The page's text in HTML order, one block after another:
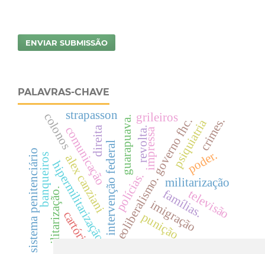
ENVIAR SUBMISSÃO
PALAVRAS-CHAVE
neoliberalismo. governo fhc.
intervenção federal militarização
hipermilitarizaçãopolícias.
comunicação impressa
famílias.
imigração
guarapuava.
banqueiros
direita
punição
militarização.
sistema penitenciário
psiquiatria
poder.
televisão
crimes.
strapasson
alex canziani
cartório
grileiros
colonos revolta.